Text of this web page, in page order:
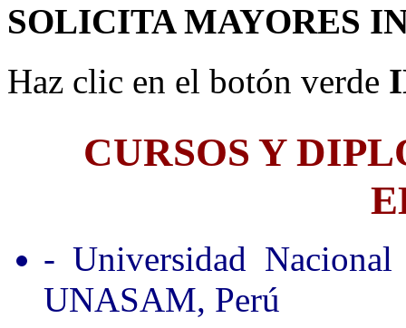
SOLICITA MAYORES
Haz clic en el botón verde
CURSOS Y
- Universidad
UNASAM, Perú